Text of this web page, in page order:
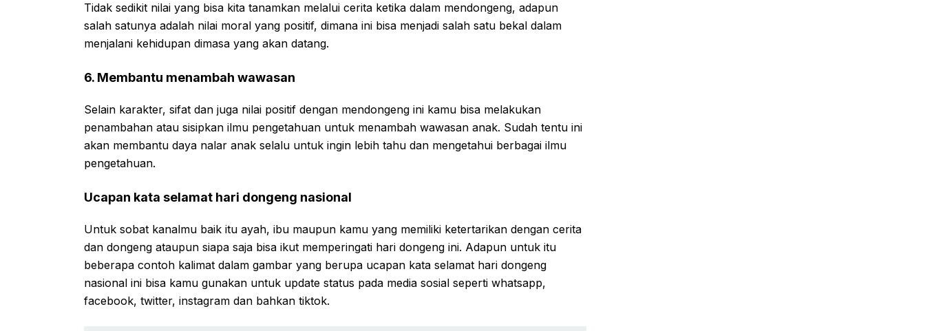
Tidak sedikit nilai yang bisa kita tanamkan melalui cerita ketika dalam mendongeng, adapun
salah satunya adalah nilai moral yang positif, dimana ini bisa menjadi salah satu bekal dalam
menjalani kehidupan dimasa yang akan datang.
6. Membantu menambah wawasan
Selain karakter, sifat dan juga nilai positif dengan mendongeng ini kamu bisa melakukan
penambahan atau sisipkan ilmu pengetahuan untuk menambah wawasan anak. Sudah tentu ini
akan membantu daya nalar anak selalu untuk ingin lebih tahu dan mengetahui berbagai ilmu
pengetahuan.
Ucapan kata selamat hari dongeng nasional
Untuk sobat kanalmu baik itu ayah, ibu maupun kamu yang memiliki ketertarikan dengan cerita
dan dongeng ataupun siapa saja bisa ikut memperingati hari dongeng ini. Adapun untuk itu
beberapa contoh kalimat dalam gambar yang berupa ucapan kata selamat hari dongeng
nasional ini bisa kamu gunakan untuk update status pada media sosial seperti whatsapp,
facebook, twitter, instagram dan bahkan tiktok.